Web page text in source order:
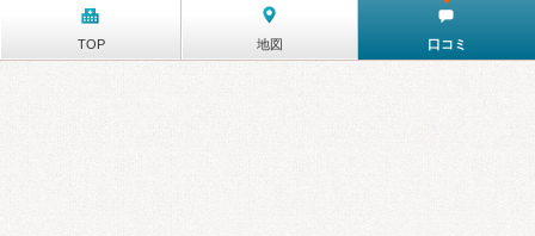
TOP 地図 口コミ